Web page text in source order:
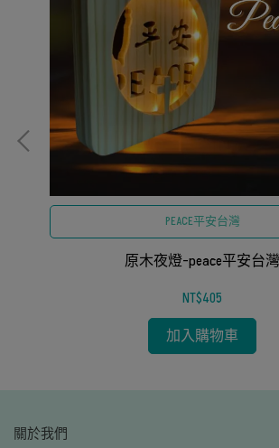
PEACE平安台灣
原木夜燈-peace平安台灣
NT$405
加入購物車
關於我們